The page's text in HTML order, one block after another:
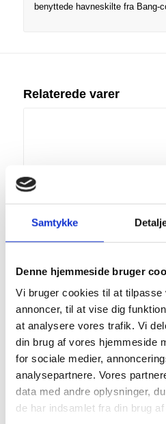
Samtykke
Denne hjemmeside bruger
Vi bruger cookies til at tilpasse
annoncer, til at vise dig
at analysere vores trafik. Vi
din brug af vores hjemmeside
for sociale medier,
analysepartnere. Vores
data med andre oplysninger,
de har indsamlet fra din brug
benyttede havneskilte fra Bang-
Relaterede varer
215,00kr. – 295,00kr.
215,00